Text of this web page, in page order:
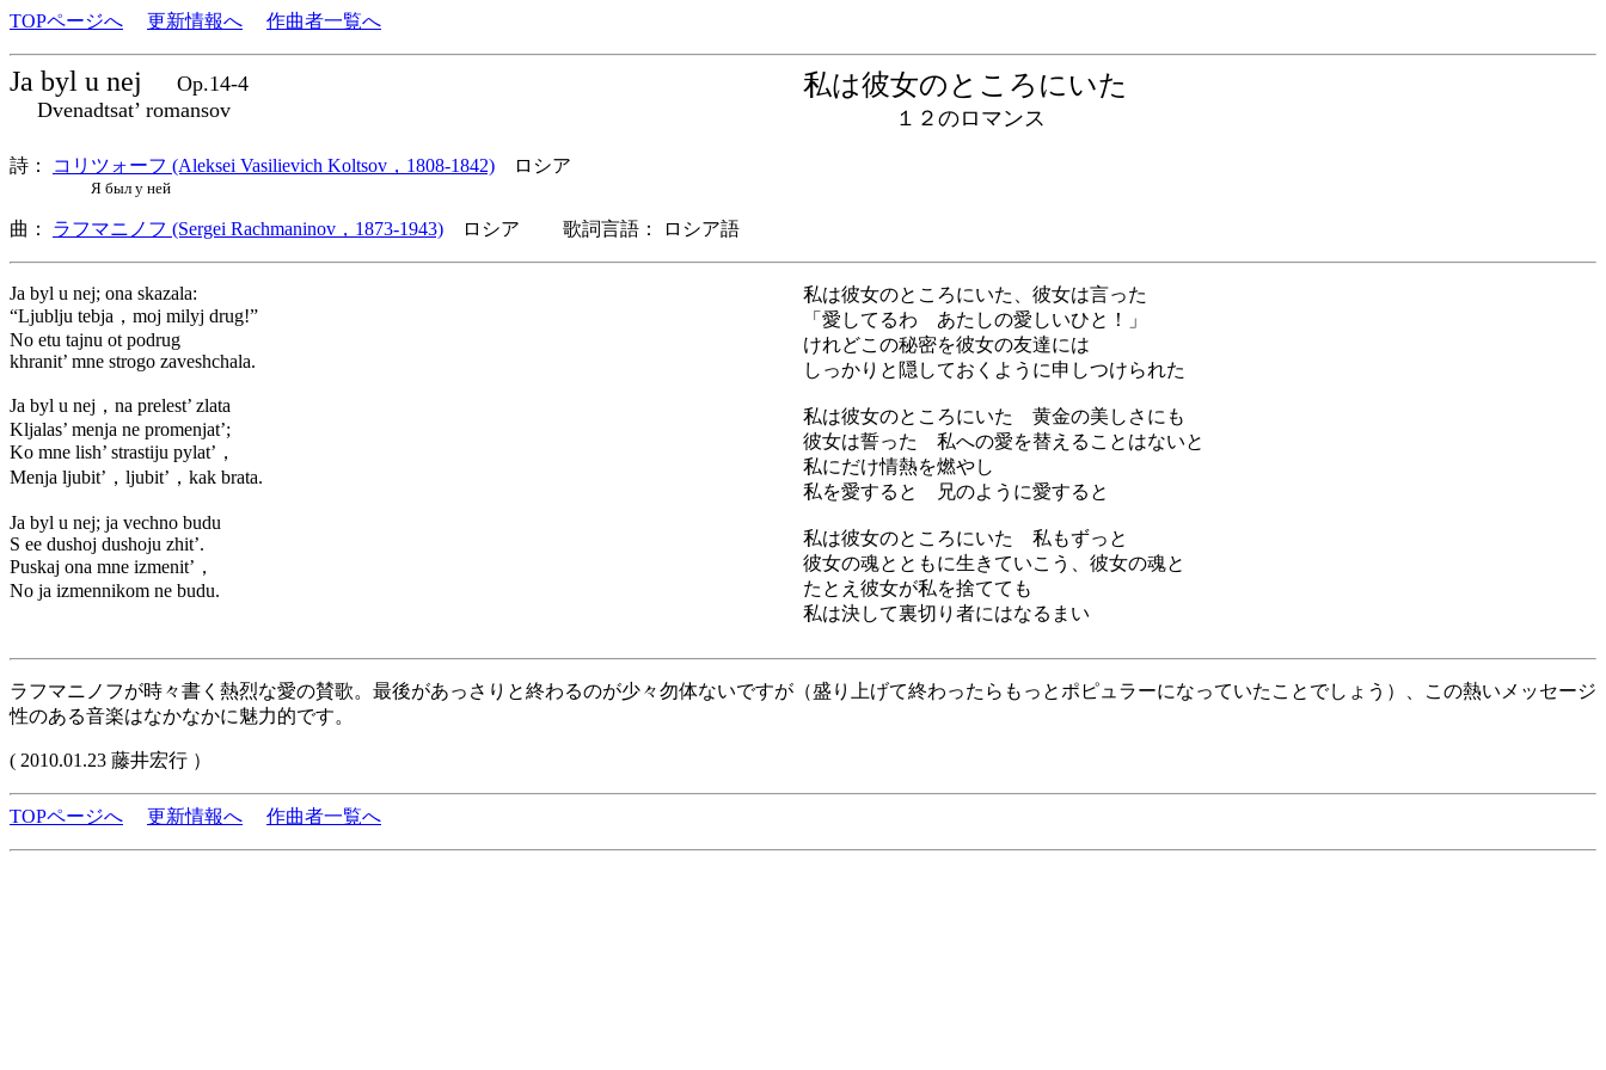
TOPページへ 更新情報へ 作曲者一覧へ
Ja byl u nej
Op.14-4
Dvenadtsat’ romansov
私は彼女のところにいた
１２のロマンス
詩： コリツォーフ (Aleksei Vasilievich Koltsov，1808-1842) ロシア
Я был у ней
曲： ラフマニノフ (Sergei Rachmaninov，1873-1943) ロシア 歌詞言語： ロシア語
Ja byl u nej; ona skazala:
“Ljublju tebja，moj milyj drug!”
No etu tajnu ot podrug
khranit’ mne strogo zaveshchala.
Ja byl u nej，na prelest’ zlata
Kljalas’ menja ne promenjat’;
Ko mne lish’ strastiju pylat’，
Menja ljubit’，ljubit’，kak brata.
Ja byl u nej; ja vechno budu
S ee dushoj dushoju zhit’.
Puskaj ona mne izmenit’，
No ja izmennikom ne budu.
私は彼女のところにいた、彼女は言った
「愛してるわ あたしの愛しいひと！」
けれどこの秘密を彼女の友達には
しっかりと隠しておくように申しつけられた
私は彼女のところにいた 黄金の美しさにも
彼女は誓った 私への愛を替えることはないと
私にだけ情熱を燃やし
私を愛すると 兄のように愛すると
私は彼女のところにいた 私もずっと
彼女の魂とともに生きていこう、彼女の魂と
たとえ彼女が私を捨てても
私は決して裏切り者にはなるまい
ラフマニノフが時々書く熱烈な愛の賛歌。最後があっさりと終わるのが少々勿体ないですが（盛り上げて終わったらもっとポピュラーになっていたことでしょう）、この熱いメッセージ
性のある音楽はなかなかに魅力的です。
( 2010.01.23 藤井宏行 ）
TOPページへ 更新情報へ 作曲者一覧へ